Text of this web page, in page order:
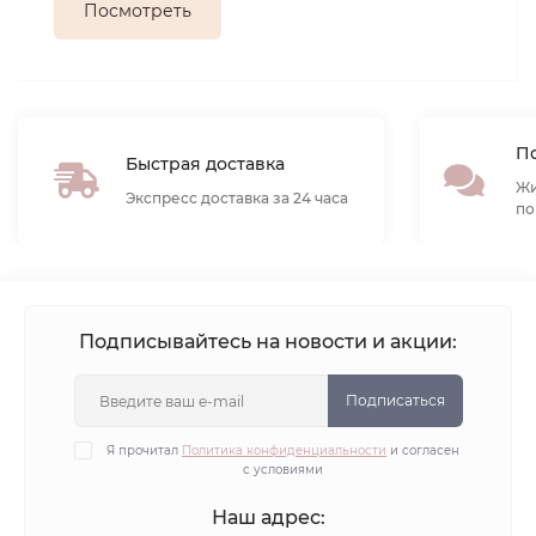
Посмотреть
Быстрая доставка
Экспресс доставка за 24 часа
Подписывайтесь на новости и акции:
Подписаться
Я прочитал Политика конфиденциальности и согласен
с условиями
Наш адрес: